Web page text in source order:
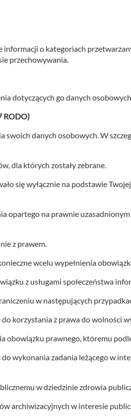
o kategoriach
przechowywania.
dotyczących go danych
RODO)
danych osobowych. W
dla których zostały zebrane.
się wyłącznie na podstawie
opartego na prawnie
z prawem.
wcelu wypełnienia
z usługami społeczeństwa
w następujących
korzystania z prawa do wolności
obowiązku prawnego, któremu
wykonania zadania leżącego w
w dziedzinie zdrowia
archiwizacyjnych w interesie